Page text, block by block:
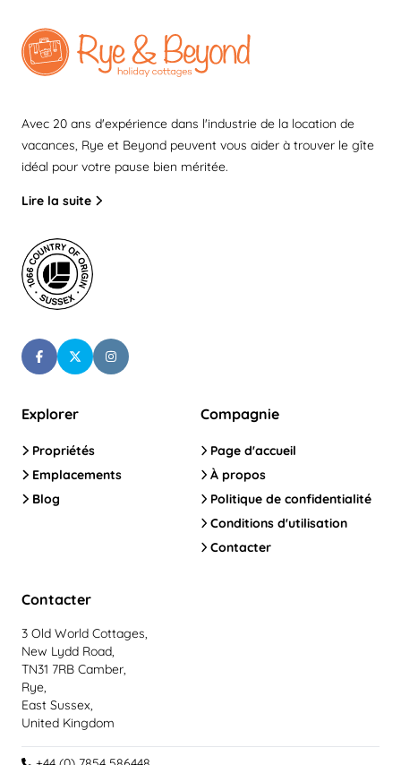
Avec 20 ans d'expérience dans l'industrie de la location de
vacances, Rye et Beyond peuvent vous aider à trouver le gîte
idéal pour votre pause bien méritée.
Lire la suite
Explorer
Propriétés
Emplacements
Blog
Compagnie
Page d'accueil
À propos
Politique de confidentialité
Conditions d'utilisation
Contacter
Contacter
3 Old World Cottages,
New Lydd Road,
TN31 7RB Camber,
Rye,
East Sussex,
United Kingdom